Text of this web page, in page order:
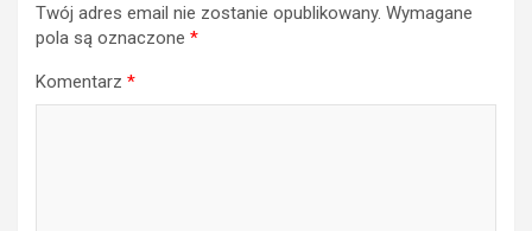
Twój adres email nie zostanie opublikowany. Wymagane
pola są oznaczone *
Komentarz *